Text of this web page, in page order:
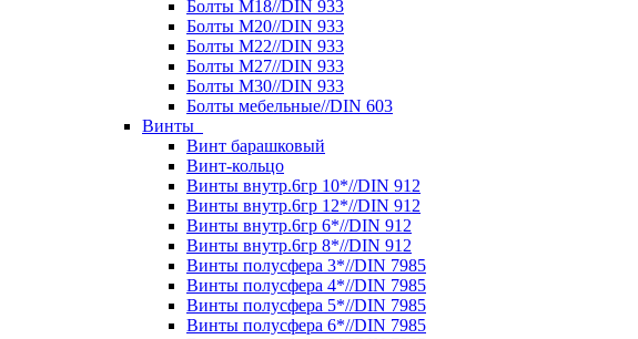
Болты М18//DIN 933
Болты М20//DIN 933
Болты М22//DIN 933
Болты М27//DIN 933
Болты М30//DIN 933
Болты мебельные//DIN 603
Винты
Винт барашковый
Винт-кольцо
Винты внутр.6гр 10*//DIN 912
Винты внутр.6гр 12*//DIN 912
Винты внутр.6гр 6*//DIN 912
Винты внутр.6гр 8*//DIN 912
Винты полусфера 3*//DIN 7985
Винты полусфера 4*//DIN 7985
Винты полусфера 5*//DIN 7985
Винты полусфера 6*//DIN 7985